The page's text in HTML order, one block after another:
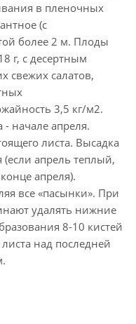
в пленочных
(с
более 2 м. Плоды
г, с десертным
свежих салатов,
3,5 кг/м2.
- начале апреля.
листа. Высадка
(если апрель теплый,
апреля).
все «пасынки». При
удалять нижние
8-10 кистей
над последней